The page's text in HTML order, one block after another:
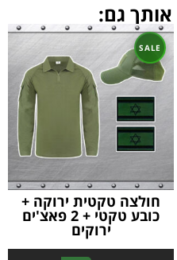
אותך גם:
חולצה טקטית ירוקה +
כובע טקטי + 2 פאצ'ים
ירוקים